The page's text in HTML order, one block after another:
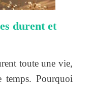
durent et
toute une vie,
temps. Pourquoi